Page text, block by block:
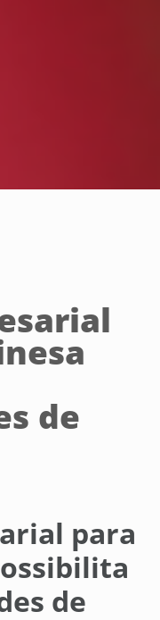
de
para
de